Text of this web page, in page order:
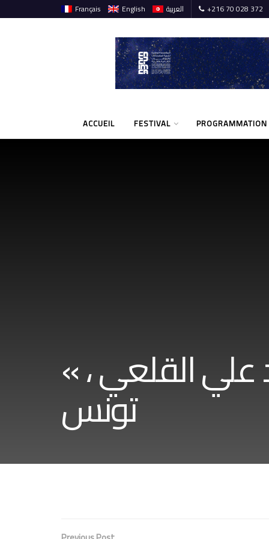
Français English العربية +216 70 028 372
ACCUEIL FESTIVAL PROGRAMMATION
« الأمير الصغير » ، إخراج محمد علي القلعي ،
تونس